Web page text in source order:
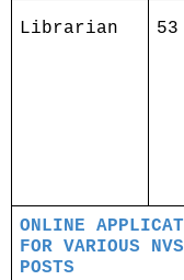
Librarian 53
ONLINE
FOR VARIOUS NVS
POSTS